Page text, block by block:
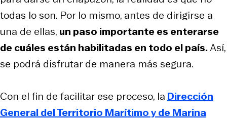
todas lo son. Por lo mismo, antes de dirigirse a
una de ellas, un paso importante es enterarse
de cuáles están habilitadas en todo el país.Así,
se podrá disfrutar de manera más segura.
Con el fin de facilitar ese proceso, la Dirección
General del Territorio Marítimo y de Marina